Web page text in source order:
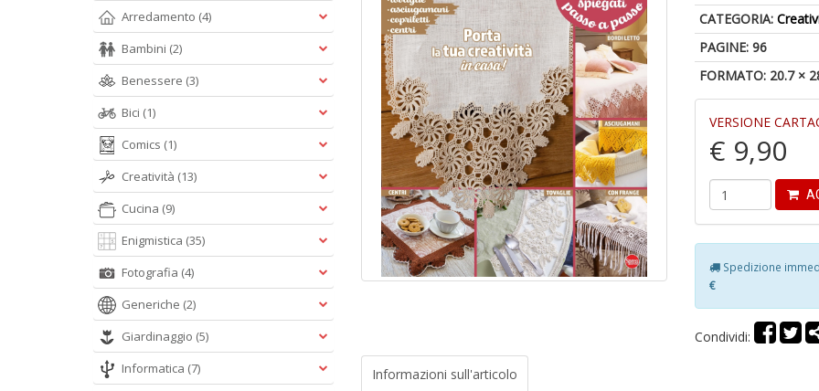
CATEGORIA:
PAGINE: 96
FORMATO: 20.7 ×
VERSIONE
€ 9,90
Spedizione
€
Condividi:
Informazioni sull'articolo
Arredamento (4)
Bambini (2)
Benessere (3)
Bici (1)
Comics (1)
Creatività (13)
Cucina (9)
Enigmistica (35)
Fotografia (4)
Generiche (2)
Giardinaggio (5)
Informatica (7)